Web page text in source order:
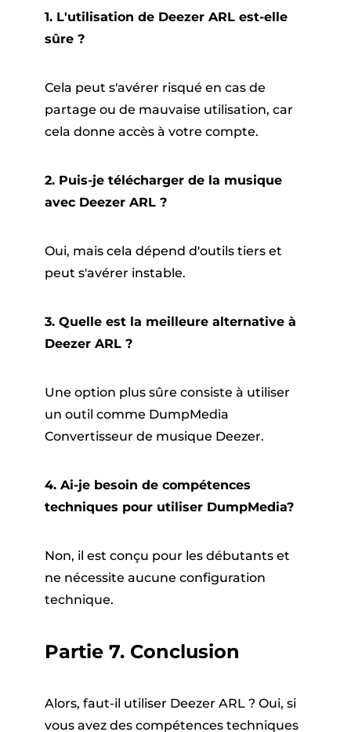
1. L'utilisation de Deezer ARL est-elle
sûre ?
Cela peut s'avérer risqué en cas de
partage ou de mauvaise utilisation, car
cela donne accès à votre compte.
2. Puis-je télécharger de la musique
avec Deezer ARL ?
Oui, mais cela dépend d'outils tiers et
peut s'avérer instable.
3. Quelle est la meilleure alternative à
Deezer ARL ?
Une option plus sûre consiste à utiliser
un outil comme DumpMedia
Convertisseur de musique Deezer.
4. Ai-je besoin de compétences
techniques pour utiliser DumpMedia?
Non, il est conçu pour les débutants et
ne nécessite aucune configuration
technique.
Partie 7. Conclusion
Alors, faut-il utiliser Deezer ARL ? Oui, si
vous avez des compétences techniques